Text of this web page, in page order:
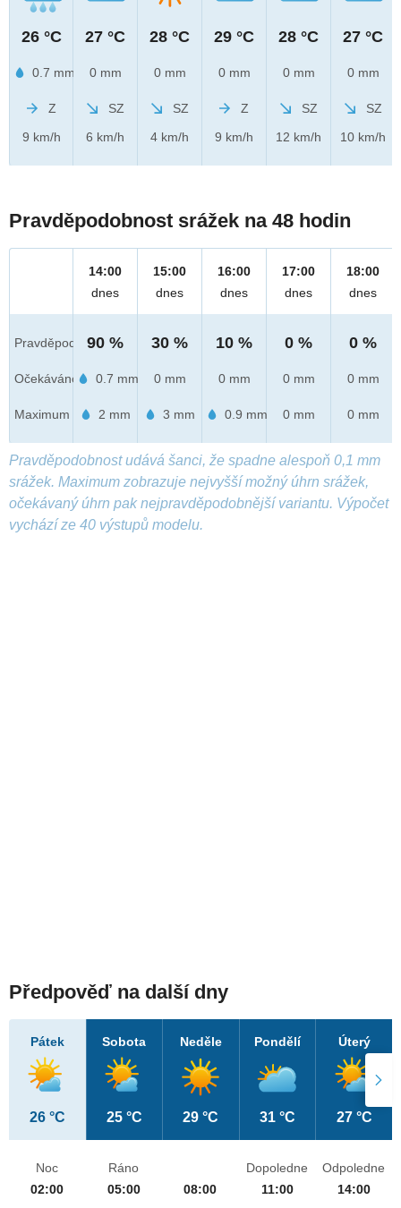
26 °C
0.7 mm
Z
9 km/h
27 °C
0 mm
SZ
6 km/h
28 °C
0 mm
SZ
4 km/h
29 °C
0 mm
Z
9 km/h
28 °C
0 mm
SZ
12 km/h
27 °C
0 mm
SZ
10 km/h
Pravděpodobnost srážek na 48 hodin
Pravděpod.
Očekáváno
Maximum
14:00
dnes
90 %
0.7 mm
2 mm
15:00
dnes
30 %
0 mm
3 mm
16:00
dnes
10 %
0 mm
0.9 mm
17:00
dnes
0 %
0 mm
0 mm
18:00
dnes
0 %
0 mm
0 mm
Pravděpodobnost udává šanci, že spadne alespoň 0,1 mm
srážek. Maximum zobrazuje nejvyšší možný úhrn srážek,
očekávaný úhrn pak nejpravděpodobnější variantu. Výpočet
vychází ze 40 výstupů modelu.
Předpověď na další dny
Pátek
26 °C
Sobota
25 °C
Neděle
29 °C
Pondělí
31 °C
Úterý
27 °C
Noc
02:00
Ráno
05:00
08:00
Dopoledne
11:00
Odpoledne
14:00